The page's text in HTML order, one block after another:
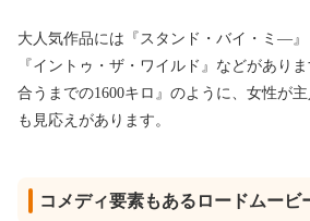
大人気作品には『スタンド・バイ・ミ―』
『イントゥ・ザ・ワイルド』などがあり
合うまでの1600キロ』のように、女性が
も見応えがあります。
コメディ要素もあるロードムービ